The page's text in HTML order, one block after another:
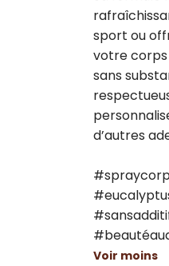
sport ou
votre corps
sans
d’autres
Voir moins